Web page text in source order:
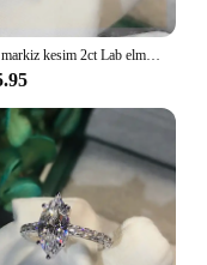
Solitaire markiz kesim 2ct Lab elmas yüzük 925 ayar gümüş Bijou nişan düğün band yüzük kadınlar için menl parti takı